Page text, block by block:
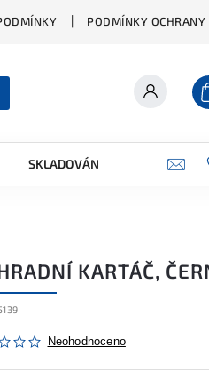
PODMÍNKY
SKLADOVÁNÍ A ČIŠTĚNÍ
KARTÁČ,
Neohodnoceno